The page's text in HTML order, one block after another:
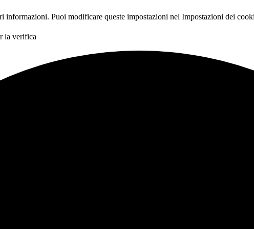
informazioni. Puoi modificare queste impostazioni nel Impostazioni dei
la verifica